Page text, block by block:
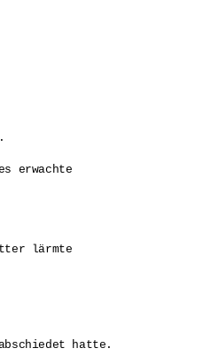
erwachte
lärmte
hatte.